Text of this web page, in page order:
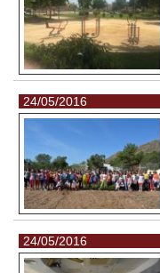
24/05/2016
24/05/2016